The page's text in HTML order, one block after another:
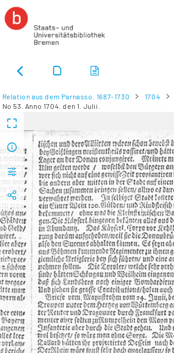
Relation aus dem Parnasso. 1687-1730
1704
No 53. Anno 1704. den 1. Julii.